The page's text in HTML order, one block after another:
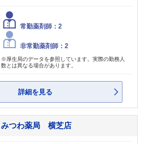
常勤薬剤師：2
非常勤薬剤師：2
※厚生局のデータを参照しています。実際の勤務人
数とは異なる場合があります。
詳細を見る
つわ薬局 横芝店